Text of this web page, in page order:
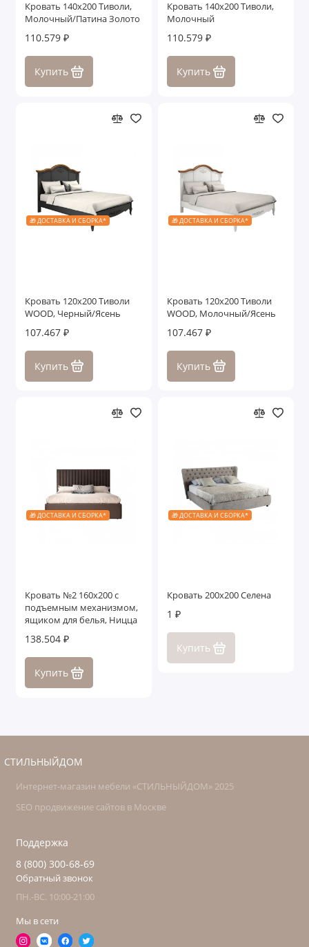
Кровать 140x200 Тиволи,
Молочный/Патина Золото
110.579 ₽
Купить
Кровать 140x200 Тиволи,
Молочный
110.579 ₽
Купить
🎁 ДОСТАВКА И СБОРКА*
Кровать 120x200 Тиволи
WOOD, Черный/Ясень
107.467 ₽
Купить
🎁 ДОСТАВКА И СБОРКА*
Кровать 120x200 Тиволи
WOOD, Молочный/Ясень
107.467 ₽
Купить
🎁 ДОСТАВКА И СБОРКА*
Кровать №2 160x200 с
подъемным механизмом,
ящиком для белья, Ницца
138.504 ₽
Купить
🎁 ДОСТАВКА И СБОРКА*
Кровать 200x200 Селена
1 ₽
Купить
СТИЛЬНЫЙДОМ
Интернет-магазин мебели «СТИЛЬНЫЙДОМ» 2025
SEO продвижение сайтов в Москве
Поддержка
8 (800) 300-68-69
Обратный звонок
ПН.-ВС. 10:00-21:00
Мы в сети